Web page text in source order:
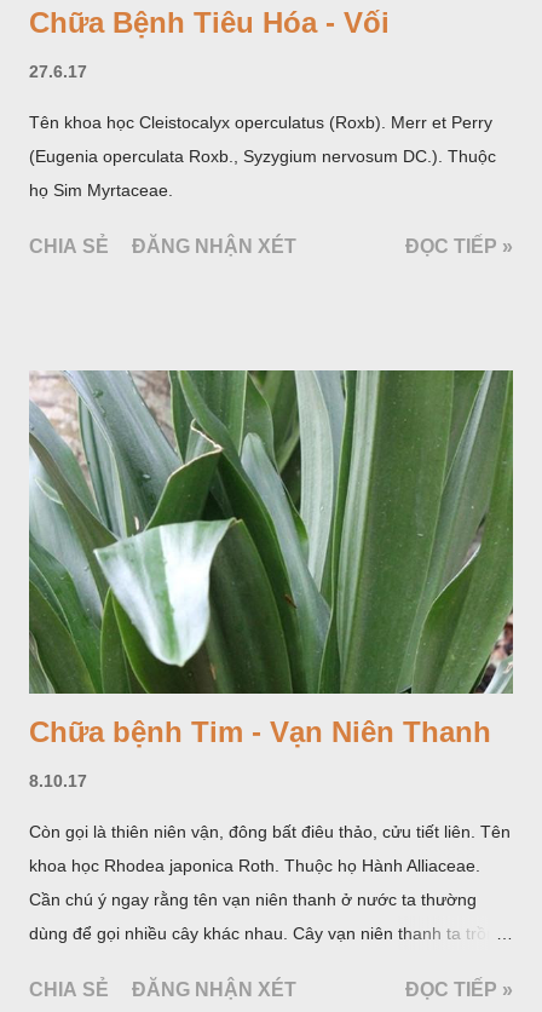
Chữa Bệnh Tiêu Hóa - Vối
27.6.17
Tên khoa học Cleistocalyx operculatus (Roxb). Merr et Perry
(Eugenia operculata Roxb., Syzygium nervosum DC.). Thuộc
họ Sim Myrtaceae.
CHIA SẺ ĐĂNG NHẬN XÉT ĐỌC TIẾP »
Chữa bệnh Tim - Vạn Niên Thanh
8.10.17
Còn gọi là thiên niên vận, đông bất điêu thảo, cửu tiết liên. Tên
khoa học Rhodea japonica Roth. Thuộc họ Hành Alliaceae.
Cần chú ý ngay rằng tên vạn niên thanh ở nước ta thường
dùng để gọi nhiều cây khác nhau. Cây vạn niên thanh ta trồng
Araceae. Còn cây vạn niên thanh giới thiệu ở đây thuộc họ
CHIA SẺ ĐĂNG NHẬN XÉT ĐỌC TIẾP »